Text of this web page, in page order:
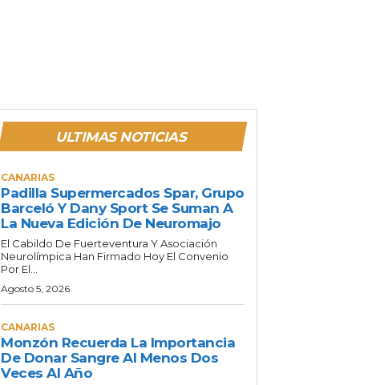
ULTIMAS NOTICIAS
CANARIAS
Padilla Supermercados Spar, Grupo
Barceló Y Dany Sport Se Suman A
La Nueva Edición De Neuromajo
El Cabildo De Fuerteventura Y Asociación
Neurolímpica Han Firmado Hoy El Convenio
Por El...
Agosto 5, 2026
CANARIAS
Monzón Recuerda La Importancia
De Donar Sangre Al Menos Dos
Veces Al Año